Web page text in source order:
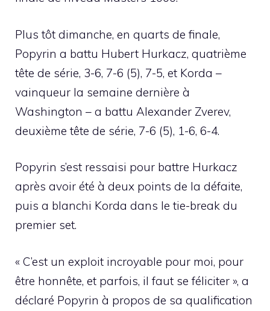
Plus tôt dimanche, en quarts de finale,
Popyrin a battu Hubert Hurkacz, quatrième
tête de série, 3-6, 7-6 (5), 7-5, et Korda –
vainqueur la semaine dernière à
Washington – a battu Alexander Zverev,
deuxième tête de série, 7-6 (5), 1-6, 6-4.
Popyrin s’est ressaisi pour battre Hurkacz
après avoir été à deux points de la défaite,
puis a blanchi Korda dans le tie-break du
premier set.
« C’est un exploit incroyable pour moi, pour
être honnête, et parfois, il faut se féliciter », a
déclaré Popyrin à propos de sa qualification